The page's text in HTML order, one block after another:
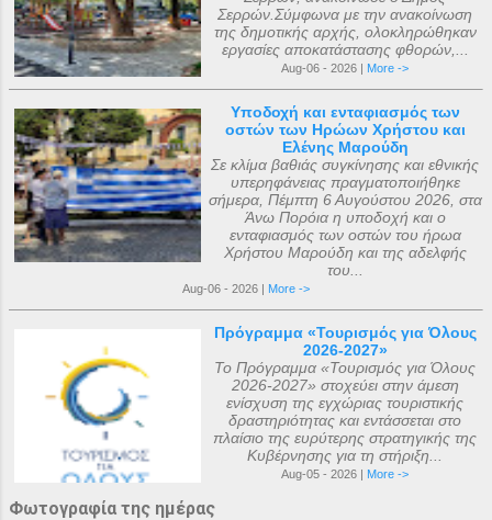
Σερρών.Σύμφωνα με την ανακοίνωση
της δημοτικής αρχής, ολοκληρώθηκαν
εργασίες αποκατάστασης φθορών,...
Aug-06 - 2026 | More ->
Υποδοχή και ενταφιασμός των
οστών των Ηρώων Χρήστου και
Ελένης Μαρούδη
Σε κλίμα βαθιάς συγκίνησης και εθνικής
υπερηφάνειας πραγματοποιήθηκε
σήμερα, Πέμπτη 6 Αυγούστου 2026, στα
Άνω Πορόια η υποδοχή και ο
ενταφιασμός των οστών του ήρωα
Χρήστου Μαρούδη και της αδελφής
του...
Aug-06 - 2026 | More ->
Πρόγραμμα «Τουρισμός για Όλους
2026-2027»
Το Πρόγραμμα «Τουρισμός για Όλους
2026-2027» στοχεύει στην άμεση
ενίσχυση της εγχώριας τουριστικής
δραστηριότητας και εντάσσεται στο
πλαίσιο της ευρύτερης στρατηγικής της
Κυβέρνησης για τη στήριξη...
Aug-05 - 2026 | More ->
Φωτογραφία της ημέρας